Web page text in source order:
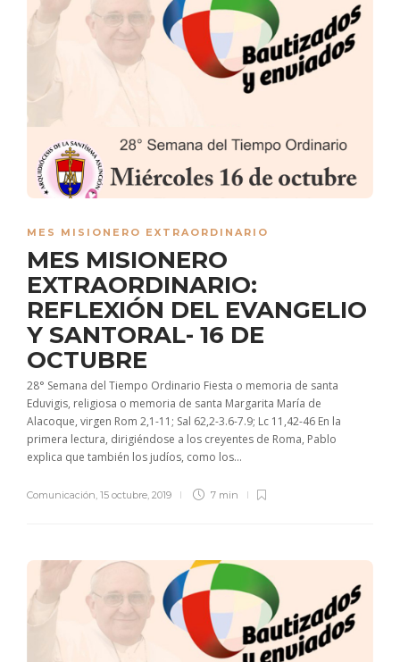
MES MISIONERO EXTRAORDINARIO
MES MISIONERO
EXTRAORDINARIO:
REFLEXIÓN DEL EVANGELIO
Y SANTORAL- 16 DE
OCTUBRE
28° Semana del Tiempo Ordinario Fiesta o memoria de santa
Eduvigis, religiosa o memoria de santa Margarita María de
Alacoque, virgen Rom 2,1-11; Sal 62,2-3.6-7.9; Lc 11,42-46 En la
primera lectura, dirigiéndose a los creyentes de Roma, Pablo
explica que también los judíos, como los...
Comunicación, 15 octubre, 2019 7 min